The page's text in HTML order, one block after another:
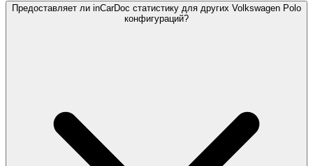
Предоставляет ли inCarDoc статистику для других Volkswagen Polo
конфигураций?